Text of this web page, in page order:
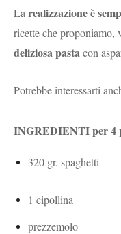
La realizzazione è
ricette che proponiamo,
deliziosa pastacon
Potrebbe interessarti
INGREDIENTI per 4
320 gr. spaghetti
1 cipollina
prezzemolo